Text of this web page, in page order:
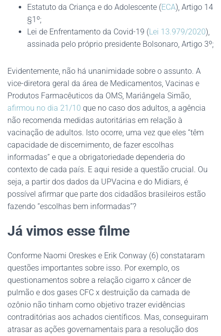
Estatuto da Criança e do Adolescente (ECA), Artigo 14
§1º;
Lei de Enfrentamento da Covid-19 (Lei 13.979/2020),
assinada pelo próprio presidente Bolsonaro, Artigo 3º;
Evidentemente, não há unanimidade sobre o assunto. A
vice-diretora geral da área de Medicamentos, Vacinas e
Produtos Farmacêuticos da OMS, Mariângela Simão,
afirmou no dia 21/10 que no caso dos adultos, a agência
não recomenda medidas autoritárias em relação à
vacinação de adultos. Isto ocorre, uma vez que eles “têm
capacidade de discernimento, de fazer escolhas
informadas” e que a obrigatoriedade dependeria do
contexto de cada país. E aqui reside a questão crucial. Ou
seja, a partir dos dados da UPVacina e do Midiars, é
possível afirmar que parte dos cidadãos brasileiros estão
fazendo “escolhas bem informadas”?
Já vimos esse filme
Conforme Naomi Oreskes e Erik Conway (6) constataram
questões importantes sobre isso. Por exemplo, os
questionamentos sobre a relação cigarro x câncer de
pulmão e dos gases CFC x destruição da camada de
ozônio não tinham como objetivo trazer evidências
contraditórias aos achados científicos. Mas, conseguiram
atrasar as ações governamentais para a resolução dos